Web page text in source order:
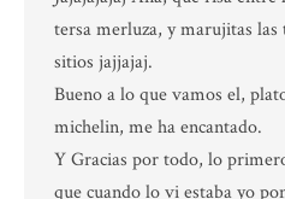
tersa merluza, y marujitas las
sitios jajjajaj.
Bueno a lo que vamos el,
michelin, me ha encantado.
Y Gracias por todo, lo
que cuando lo vi estaba yo